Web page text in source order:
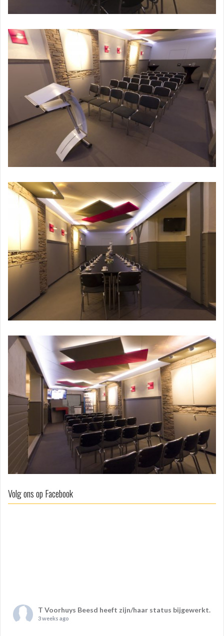
Volg ons op Facebook
T Voorhuys Beesd heeft zijn/haar status bijgewerkt.
3 weeks ago